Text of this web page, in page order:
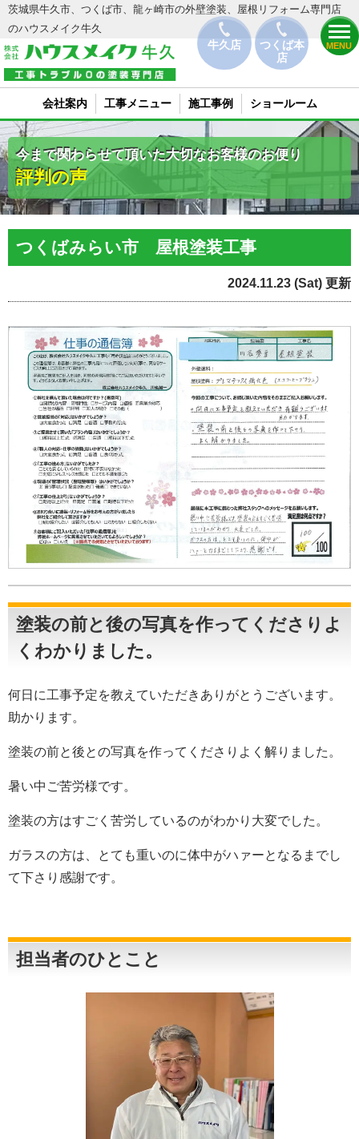
牛久店
つくば本
店
MENU
茨城県牛久市、つくば市、龍ヶ崎市の外壁塗装、屋根リフォーム専門店
のハウスメイク牛久
会社案内 工事メニュー 施工事例 ショールーム
今まで関わらせて頂いた大切なお客様のお便り
評判の声
つくばみらい市 屋根塗装工事
2024.11.23 (Sat) 更新
塗装の前と後の写真を作ってくださりよ
くわかりました。
何日に工事予定を教えていただきありがとうございます。
助かります。
塗装の前と後との写真を作ってくださりよく解りました。
暑い中ご苦労様です。
塗装の方はすごく苦労しているのがわかり大変でした。
ガラスの方は、とても重いのに体中がハァーとなるまでし
て下さり感謝です。
担当者のひとこと